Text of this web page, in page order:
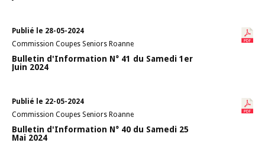
Publié le 28-05-2024
Commission Coupes Seniors Roanne
Bulletin d'Information N° 41 du Samedi 1er
Juin 2024
Publié le 22-05-2024
Commission Coupes Seniors Roanne
Bulletin d'Information N° 40 du Samedi 25
Mai 2024